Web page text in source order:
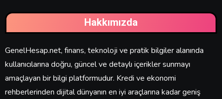
Hakkımızda
GenelHesap.net, finans, teknoloji ve pratik bilgiler alanında
kullanıcılarına doğru, güncel ve detaylı içerikler sunmayı
amaçlayan bir bilgi platformudur. Kredi ve ekonomi
rehberlerinden dijital dünyanın en iyi araçlarına kadar geniş